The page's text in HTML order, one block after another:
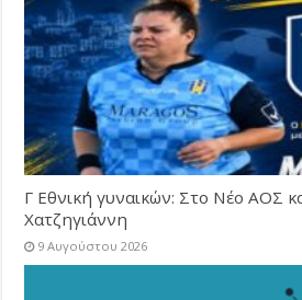
Γ Εθνική γυναικών: Στο Νέο ΑΟΣ
Χατζηγιάννη
9 Αυγούστου 2026